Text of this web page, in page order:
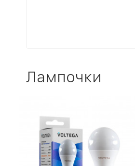
Лампочки